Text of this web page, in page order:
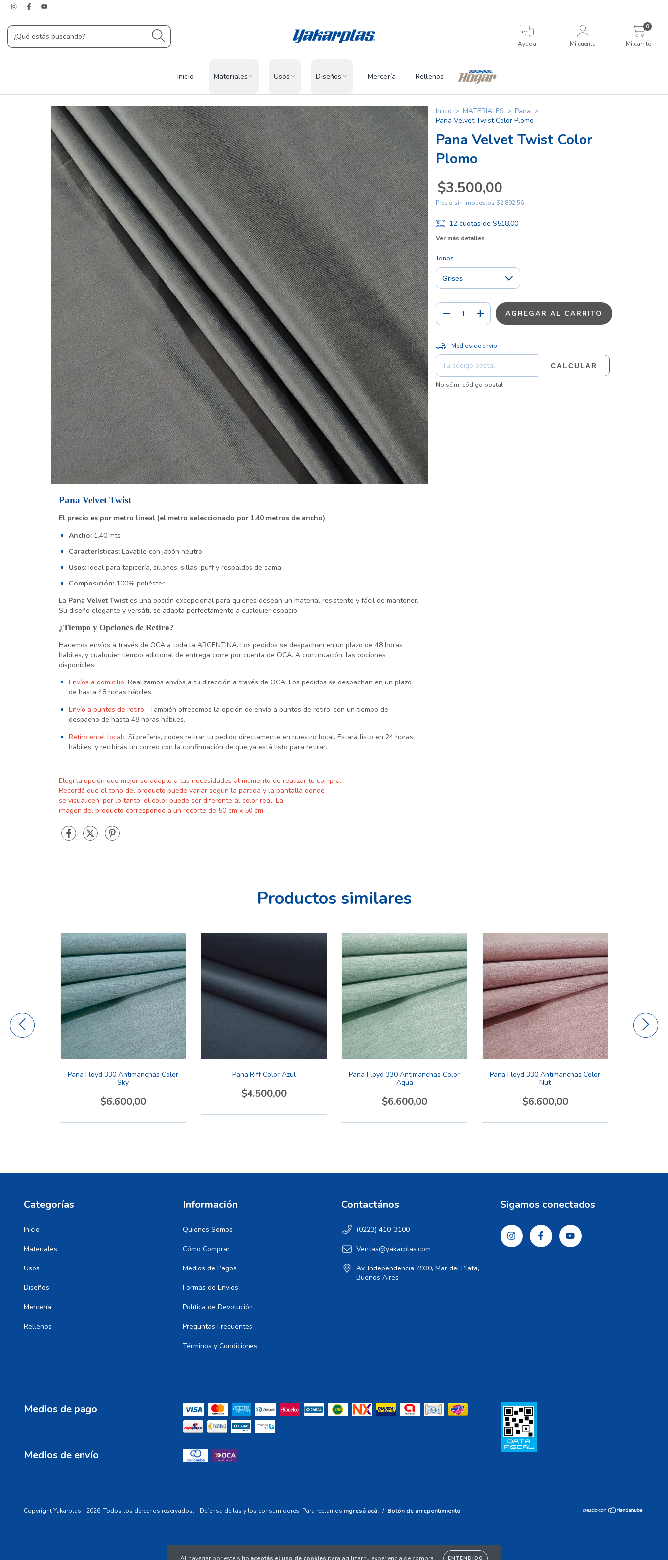
Ayuda Mi cuenta Mi carrito
0
Inicio Materiales Usos Diseños Mercería Rellenos
Al navegar por este sitio aceptás el uso de cookies para agilizar tu experiencia de compra. ENTENDIDO
Pana Velvet Twist
El precio es por metro lineal (el metro seleccionado por 1.40 metros de ancho)
Ancho: 1.40 mts
Características: Lavable con jabón neutro
Usos: Ideal para tapicería, sillones, sillas, puff y respaldos de cama
Composición: 100% poliéster
La Pana Velvet Twist es una opción excepcional para quienes desean un material resistente y fácil de mantener.
Su diseño elegante y versátil se adapta perfectamente a cualquier espacio.
¿Tiempo y Opciones de Retiro?
Hacemos envíos a través de OCA a toda la ARGENTINA. Los pedidos se despachan en un plazo de 48 horas
hábiles, y cualquier tiempo adicional de entrega corre por cuenta de OCA. A continuación, las opciones
disponibles:
Envíos a domicilio: Realizamos envíos a tu dirección a través de OCA. Los pedidos se despachan en un plazo
de hasta 48 horas hábiles.
Envío a puntos de retiro: También ofrecemos la opción de envío a puntos de retiro, con un tiempo de
despacho de hasta 48 horas hábiles.
Retiro en el local: Si preferís, podes retirar tu pedido directamente en nuestro local. Estará listo en 24 horas
hábiles, y recibirás un correo con la confirmación de que ya está listo para retirar.
Elegí la opción que mejor se adapte a tus necesidades al momento de realizar tu compra.
Recordá que el tono del producto puede variar segun la partida y la pantalla donde
se visualicen, por lo tanto, el color puede ser diferente al color real. La
imagen del producto corresponde a un recorte de 50 cm x 50 cm.
Inicio > MATERIALES > Pana >
Pana Velvet Twist Color Plomo
Pana Velvet Twist Color
Plomo
$3.500,00
Precio sin impuestos $2.892,56
12 cuotas de $518,00
Ver más detalles
Tonos
Entregas para el CP:
Medios de envío
CALCULAR
No sé mi código postal
Productos similares
Pana Floyd 330 Antimanchas Color
Sky
$6.600,00
Pana Riff Color Azul
$4.500,00
Pana Floyd 330 Antimanchas Color
Aqua
$6.600,00
Pana Floyd 330 Antimanchas Color
Nut
$6.600,00
Categorías
Inicio
Materiales
Usos
Diseños
Mercería
Rellenos
Información
Quienes Somos
Cómo Comprar
Medios de Pagos
Formas de Envios
Política de Devolución
Preguntas Frecuentes
Términos y Condiciones
Contactános
(0223) 410-3100
Ventas@yakarplas.com
Av. Independencia 2930, Mar del Plata,
Buenos Aires
Sigamos conectados
Medios de pago
Medios de envío
Copyright Yakarplas - 2026. Todos los derechos reservados. Defensa de las y los consumidores. Para reclamos ingresá acá. / Botón de arrepentimiento